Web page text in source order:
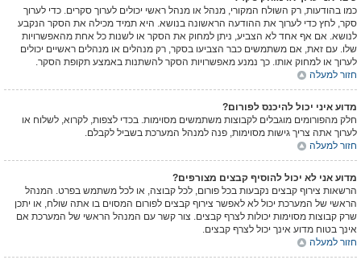
כמו בהודעות, רק השולח המקורי, מנהל או מנהל ראשי יכולים לערוך סקרים. כדי לערוך
סקר, לחץ כדי לערוך את ההודעה הראשונה בנושא. היא תמיד מכילה את הסקר הנקבע
לנושא. אם אף אחד לא הצביע, ניתן למחוק את הסקר או לשנות כל אחת מהאפשרויות
שלו. עם זאת, אם משתמשים כבר הצביעו בסקר, רק מנהלים או מנהלים ראשיים יכולים
לערוך או למחוק אותו. כך נמנע מאפשרויות הסקר להשתנות באמצע תקופת הסקר.
חזור למעלה
מדוע איני יכול להיכנס לפורום?
חלק מהפורומים מוגבלים לקבוצות משתמשים מסוימות. בכדי לצפות, לקרוא, לשלוח או
לערוך אתה צריך גישות מסוימות, פנה למנהל המערכת בשביל לקבלם.
חזור למעלה
מדוע אני לא יכול להוסיף קבצים מצורפים?
הרשאות צירוף קבצים נקבעות בכל פורום, לכל קבוצה, או לכל משתמש בפרט. המנהל
הראשי של המערכת יכול לא לאפשר צירוף קבצים לפורום המסוים בו אתה שולח, או יתכן
שרק קבוצות מסוימות יכולות לצרף קבצים. צור קשר עם המנהל הראשי של המערכת אם
אינך בטוח מדוע אינך יכול לצרף קבצים.
חזור למעלה